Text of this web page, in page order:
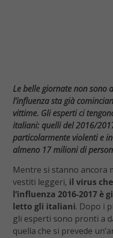
Le belle giornate non sono
l’influenza sta già
vittime. Gli esperti ci
italiani: quelli del 2016/
particolarmente violenti e
almeno 17 milioni di
Mentre si stanno ancora
vestiti leggeri, il virus
l’influenza 2016-2017 è
letto gli italiani. Dopo i
gli esperti sono pronti a
quella che si prevede